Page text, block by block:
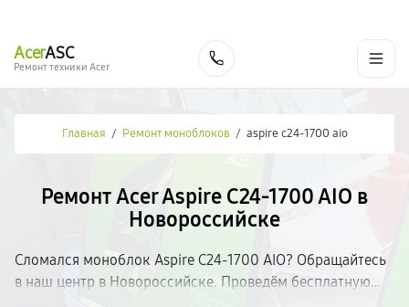
AcerASC
Ремонт техники Acer
Главная / Ремонт моноблоков / aspire c24‑1700 aio
Ремонт Acer Aspire C24‑1700 AIO в
Новороссийске
Сломался моноблок Aspire C24‑1700 AIO? Обращайтесь
в наш центр в Новороссийске. Проведём бесплатную